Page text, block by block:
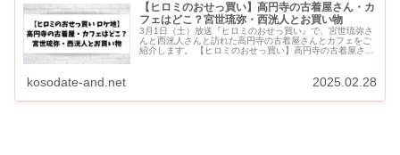
【ヒロミのおせっ買い】高円寺の古着屋さん・カ
フェはどこ？宮世琉弥・西洸人とお買い物
3月1日（土）放送『ヒロミのおせっ買い』で、宮世琉弥さ
んと西洸人さんと訪れた高円寺の古着屋さんとカフェをご
紹介します。 【ヒロミのおせっ買い】高円寺の古着屋さ
kosodate-and.net 2025.02.28